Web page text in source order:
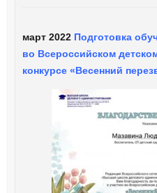
март 2022Подготовка
во Всероссийском
конкурсе «Весенний